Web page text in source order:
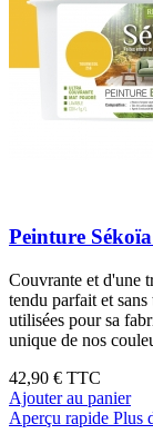
Peinture
Couvrante et d'une
tendu parfait et
utilisées pour sa
unique de nos
42,90 € TTC
Ajouter au panier
Aperçu rapide Plus